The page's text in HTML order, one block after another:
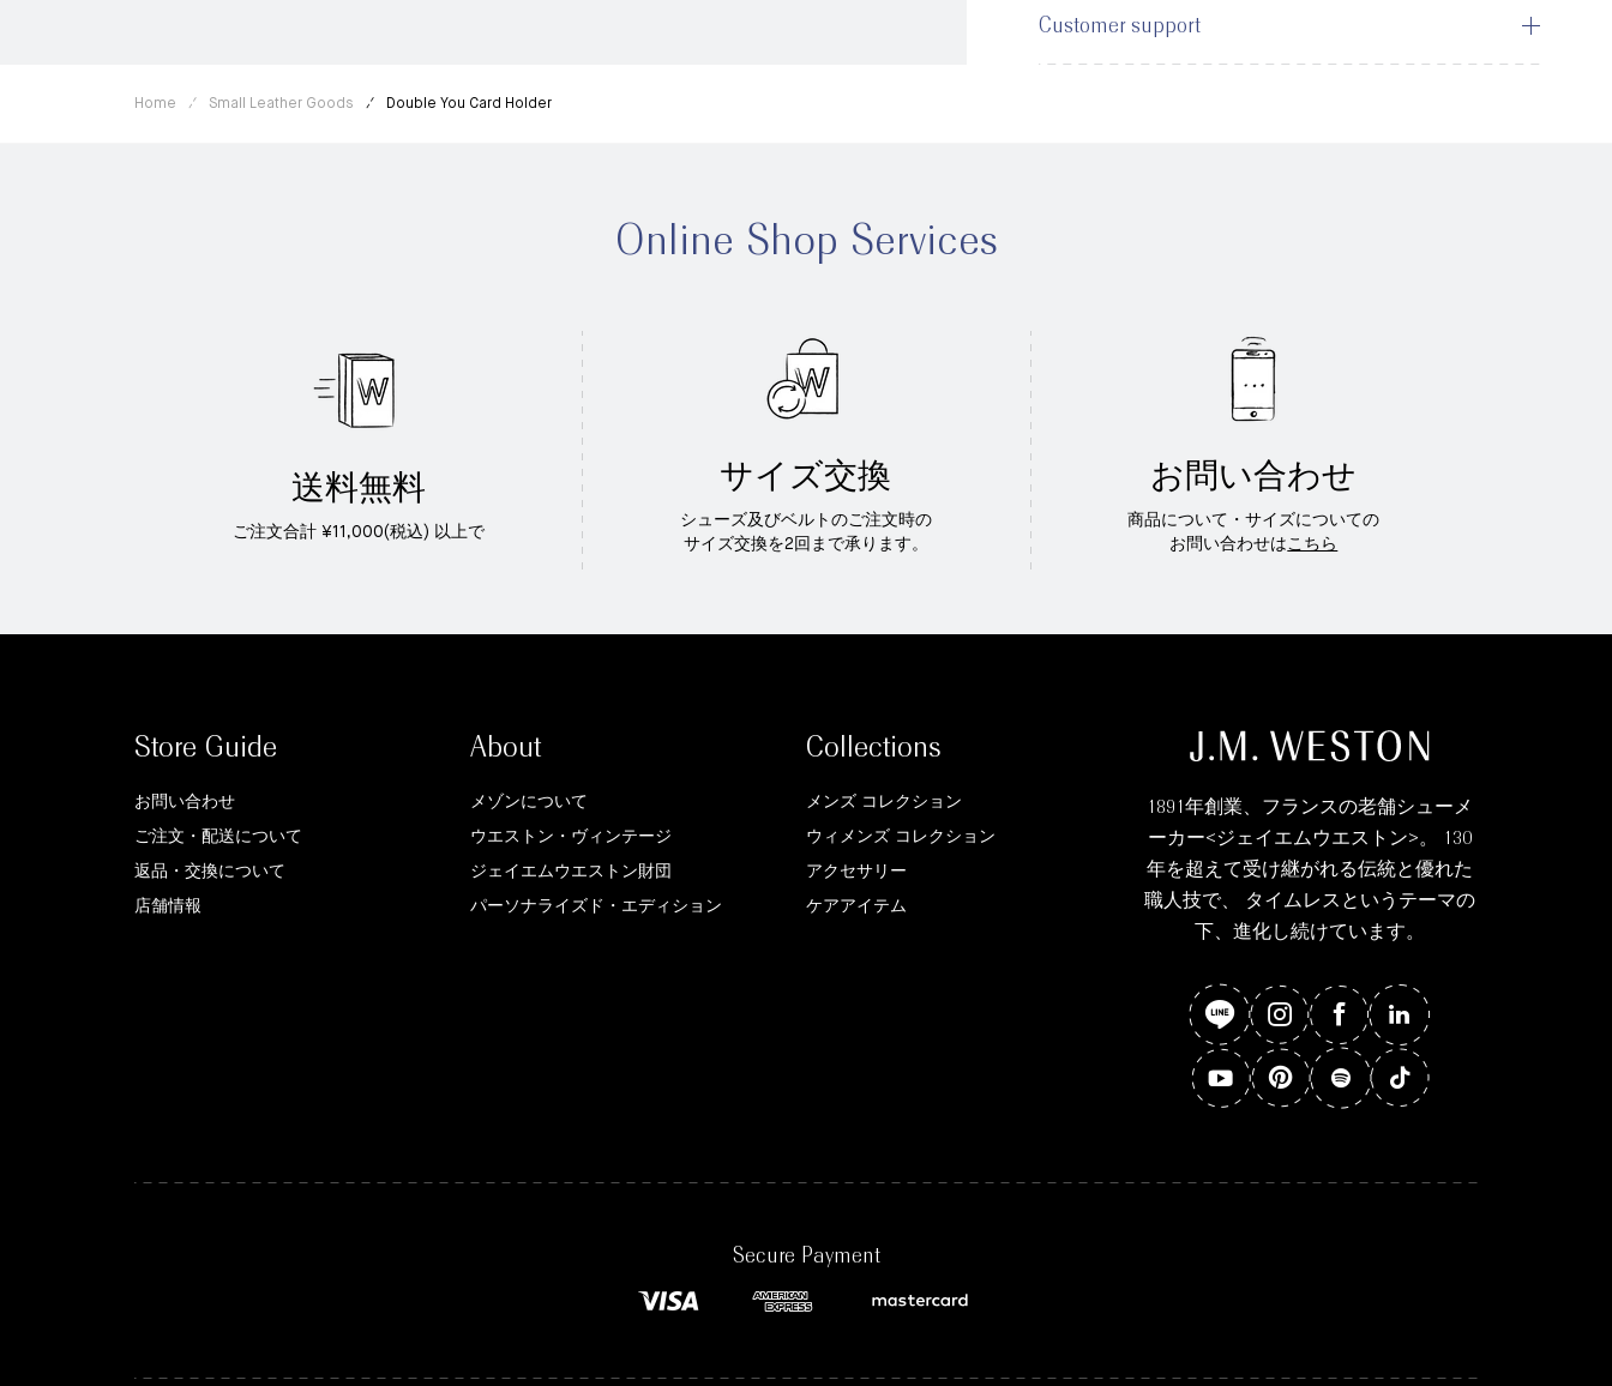
Customer support
Home Small Leather Goods Double You Card Holder
Online Shop Services
送料無料
ご注文合計 ¥11,000(税込) 以上で
サイズ交換
シューズ及びベルトのご注文時の
サイズ交換を2回まで承ります。
お問い合わせ
商品について・サイズについての
お問い合わせはこちら
Store Guide
お問い合わせ
ご注文・配送について
返品・交換について
店舗情報
About
メゾンについて
ウエストン・ヴィンテージ
ジェイエムウエストン財団
パーソナライズド・エディション
Collections
メンズ コレクション
ウィメンズ コレクション
アクセサリー
ケアアイテム
1891年創業、フランスの老舗シューメ
ーカー<ジェイエムウエストン>。 130
年を超えて受け継がれる伝統と優れた
職人技で、 タイムレスというテーマの
下、進化し続けています。
Secure Payment